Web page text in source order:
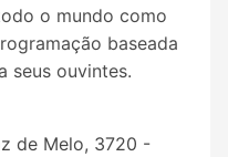
o mundo como
baseada
seus ouvintes.
de Melo, 3720 -